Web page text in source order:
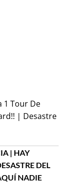
1 Tour De
| Desastre
| HAY
DEL
NADIE